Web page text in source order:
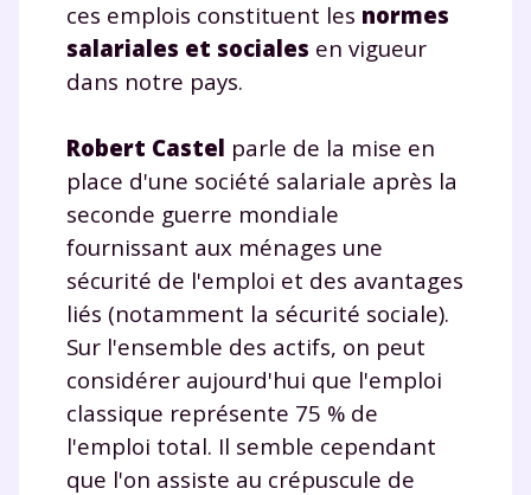
ces emplois constituent les normes
salariales et sociales en vigueur
dans notre pays.
Robert Castel parle de la mise en
place d'une société salariale après la
seconde guerre mondiale
fournissant aux ménages une
sécurité de l'emploi et des avantages
liés (notamment la sécurité sociale).
Sur l'ensemble des actifs, on peut
considérer aujourd'hui que l'emploi
classique représente 75 % de
l'emploi total. Il semble cependant
que l'on assiste au crépuscule de